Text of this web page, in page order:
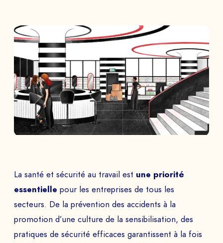
La santé et sécurité au travail est une priorité
essentielle pour les entreprises de tous les
secteurs. De la prévention des accidents à la
promotion d’une culture de la sensibilisation, des
pratiques de sécurité efficaces garantissent à la fois